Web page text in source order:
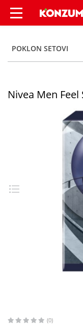
Nivea
POKLON SETOVI
Nivea Men
(0)